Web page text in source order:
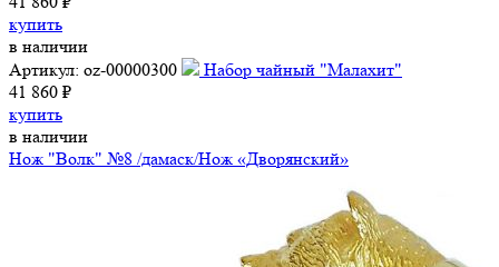
купить
в наличии
Артикул: oz-00000300
Набор чайный "Малахит"
41 860 ₽
купить
в наличии
Нож "Волк" №8 /дамаск/Нож «Дворянский»